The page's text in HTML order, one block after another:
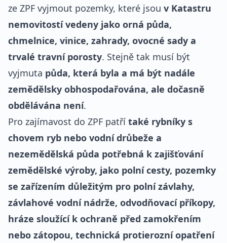
ze ZPF vyjmout pozemky, které jsou v Katastru
nemovitostí vedeny jako orná půda,
chmelnice, vinice, zahrady, ovocné sady a
trvalé travní porosty. Stejně tak musí být
vyjmuta půda, která byla a má být nadále
zemědělsky obhospodařována, ale dočasně
obdělávána není.
Pro zajímavost do ZPF patří také rybníky s
chovem ryb nebo vodní drůbeže a
nezemědělská půda potřebná k zajišťování
zemědělské výroby, jako polní cesty, pozemky
se zařízením důležitým pro polní závlahy,
závlahové vodní nádrže, odvodňovací příkopy,
hráze sloužící k ochraně před zamokřením
nebo zátopou, technická protierozní opatření